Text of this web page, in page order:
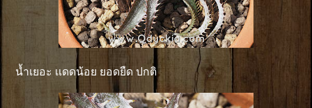
น้ำเยอะ เเดดน้อย ยอดยืด ปกติ